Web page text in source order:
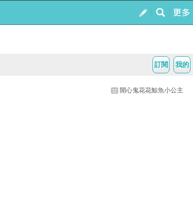
我的
訂閱
開心鬼花花鯨魚小公主